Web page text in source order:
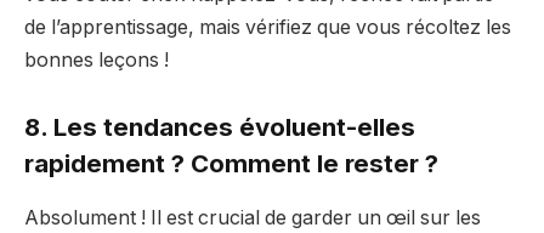
de l’apprentissage, mais vérifiez que vous récoltez les
bonnes leçons !
8. Les tendances évoluent-elles
rapidement ? Comment le rester ?
Absolument ! Il est crucial de garder un œil sur les